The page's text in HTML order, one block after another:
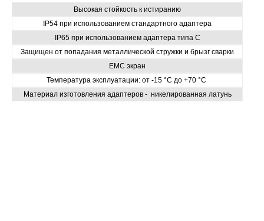
Высокая стойкость к истиранию
IP54 при использованием стандартного адаптера
IP65 при использованием адаптера типа С
Защищен от попадания металлической стружки и брызг сварки
EMC экран
Температура эксплуатации: от -15 °C до +70 °C
Материал изготовления адаптеров - никелированная латунь